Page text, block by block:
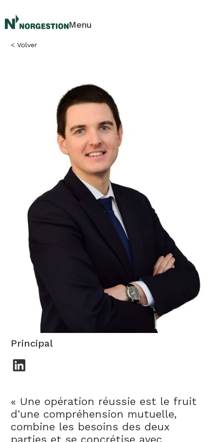
Menu
< Volver
Alexander Eguren
Principal
« Une opération réussie est le fruit
d'une compréhension mutuelle,
combine les besoins des deux
parties et se concrétise avec